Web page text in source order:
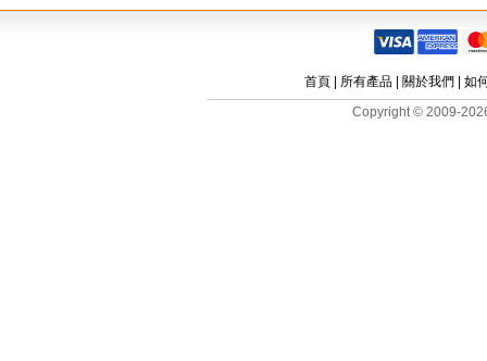
首頁 所有產品 關於我們
如
Copyright © 2009-